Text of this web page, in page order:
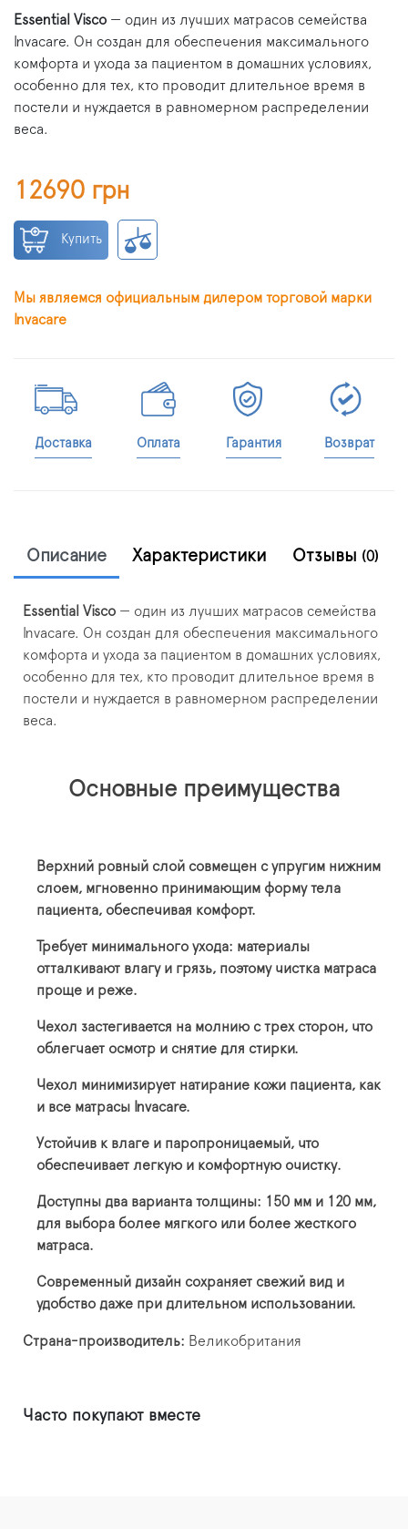
Essential Visco — один из лучших матрасов семейства
Invacare. Он создан для обеспечения максимального
комфорта и ухода за пациентом в домашних условиях,
особенно для тех, кто проводит длительное время в
постели и нуждается в равномерном распределении
веса.
12690 грн
Купить
Мы являемся официальным дилером торговой марки
Invacare
Доставка Оплата Гарантия Возврат
Описание Характеристики Отзывы (0)
Essential Visco — один из лучших матрасов семейства
Invacare. Он создан для обеспечения максимального
комфорта и ухода за пациентом в домашних условиях,
особенно для тех, кто проводит длительное время в
постели и нуждается в равномерном распределении
веса.
Основные преимущества
Верхний ровный слой совмещен с упругим нижним
слоем, мгновенно принимающим форму тела
пациента, обеспечивая комфорт.
Требует минимального ухода: материалы
отталкивают влагу и грязь, поэтому чистка матраса
проще и реже.
Чехол застегивается на молнию с трех сторон, что
облегчает осмотр и снятие для стирки.
Чехол минимизирует натирание кожи пациента, как
и все матрасы Invacare.
Устойчив к влаге и паропроницаемый, что
обеспечивает легкую и комфортную очистку.
Доступны два варианта толщины: 150 мм и 120 мм,
для выбора более мягкого или более жесткого
матраса.
Современный дизайн сохраняет свежий вид и
удобство даже при длительном использовании.
Страна-производитель: Великобритания
Часто покупают вместе